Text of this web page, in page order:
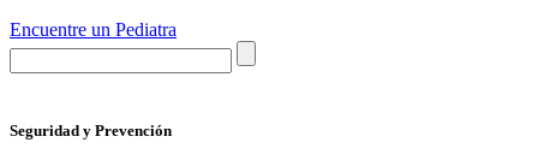
Encuentre un Pediatra
Seguridad y Prevención